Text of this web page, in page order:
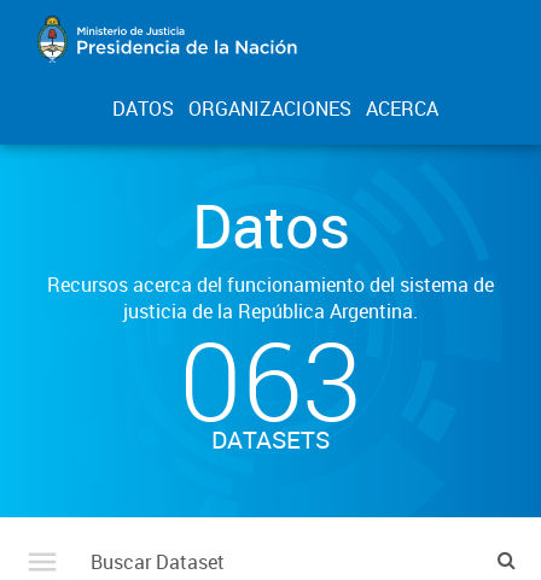
DATOS ORGANIZACIONES ACERCA
Datos
Recursos acerca del funcionamiento del sistema de
justicia de la República Argentina.
063
DATASETS